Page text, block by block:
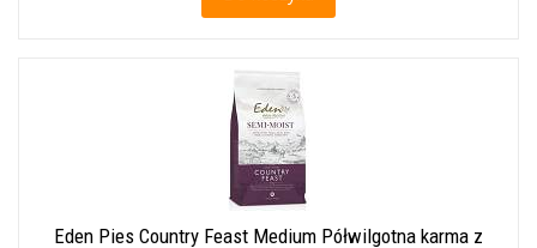
Eden Pies Country Feast Medium Półwilgotna karma z